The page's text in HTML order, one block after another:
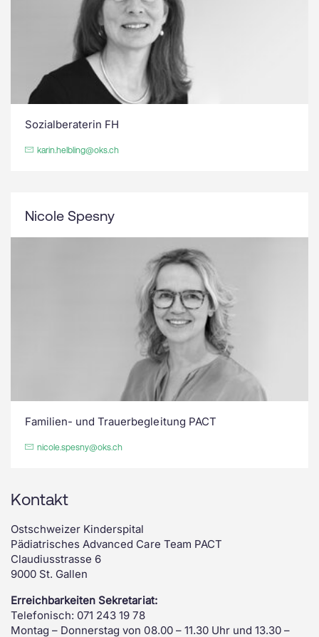
Sozialberaterin FH
karin.helbling@oks.ch
Nicole Spesny
Familien- und Trauerbegleitung PACT
nicole.spesny@oks.ch
Kontakt
Ostschweizer Kinderspital
Pädiatrisches Advanced Care Team PACT
Claudiusstrasse 6
9000 St. Gallen
Erreichbarkeiten Sekretariat:
Telefonisch: 071 243 19 78
Montag – Donnerstag von 08.00 – 11.30 Uhr und 13.30 –